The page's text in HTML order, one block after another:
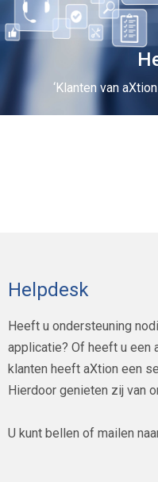
‘Klanten van
Helpdesk
Heeft u ondersteuning
applicatie? Of heeft u een
klanten heeft aXtion een
Hierdoor genieten zij van
U kunt bellen of mailen